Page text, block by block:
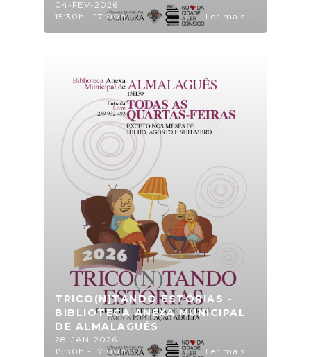
04-FEV-2026
15:30h - 17:00h
Ler mais ...
TRICO(N)TANDO ESTÓRIAS -
BIBLIOTECA ANEXA MUNICIPAL
DE ALMALAGUÊS
28-JAN-2026
15:30h - 17:00h
Ler mais ...